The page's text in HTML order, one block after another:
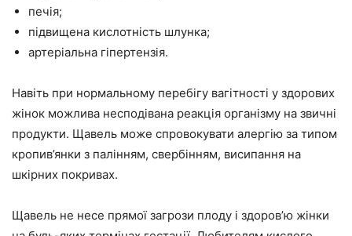
печія;
підвищена кислотність шлунка;
артеріальна гіпертензія.
Навіть при нормальному перебігу вагітності у здорових
жінок можлива несподівана реакція організму на звичні
продукти. Щавель може спровокувати алергію за типом
кропив’янки з палінням, свербінням, висипання на
шкірних покривах.
Щавель не несе прямої загрози плоду і здоров’ю жінки